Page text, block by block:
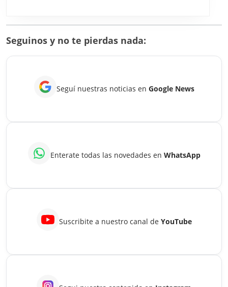
cálculo
tu
Seguinos y no te pierdas nada:
Seguí nuestras noticias en Google News
Enterate todas las novedades en WhatsApp
Suscribite a nuestro canal de YouTube